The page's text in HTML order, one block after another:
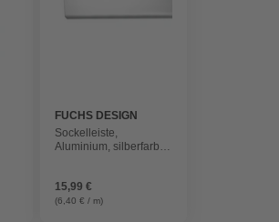
FUCHS DESIGN
Sockelleiste,
Aluminium, silberfarben
15,99 €
(6,40 € / m)